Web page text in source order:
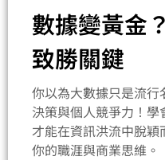
數據變黃金
致勝關鍵
你以為大數據只是流
決策與個人競爭力！學
才能在資訊洪流中脫
你的職涯與商業思維。